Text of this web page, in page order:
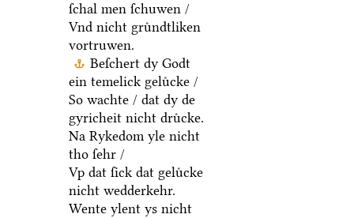
ſchal men ſchuwen /
Vnd nicht gruͤndtliken
vortruwen.
Beſchert dy Godt
ein temelick geluͤcke /
So wachte / dat dy de
gyricheit nicht druͤcke.
Na Rykedom yle nicht
tho ſehr /
Vp dat ſick dat geluͤcke
nicht wedderkehr.
Wente ylent ys nicht